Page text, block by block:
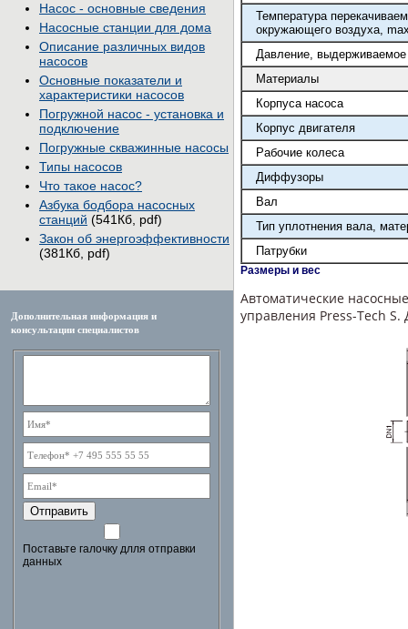
Насос - основные сведения
Насосные станции для дома
Описание различных видов
насосов
Основные показатели и
характеристики насосов
Погружной насос - установка и
подключение
Погружные скважинные насосы
Типы насосов
Что такое насос?
Азбука бодбора насосных
станций (541Кб, pdf)
Закон об энергоэффективности
(381Кб, pdf)
Дополнительная информация и
консультации специалистов
Отправить
Поставьте галочку длля отправки
данных
Температура
окружающего воздуха,
Давление,
Материалы
Корпуса насоса
Корпус двигателя
Рабочие колеса
Диффузоры
Вал
Тип уплотнения вала,
Патрубки
Размеры и вес
Автоматические
управления Press-Tech